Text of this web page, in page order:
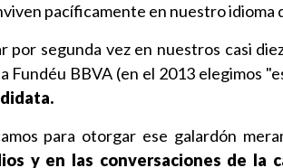
pacíficamente en nuestro idioma
por segunda vez en nuestros casi
Fundéu BBVA (en el 2013 elegimos
para otorgar ese galardón
y en las conversaciones de la